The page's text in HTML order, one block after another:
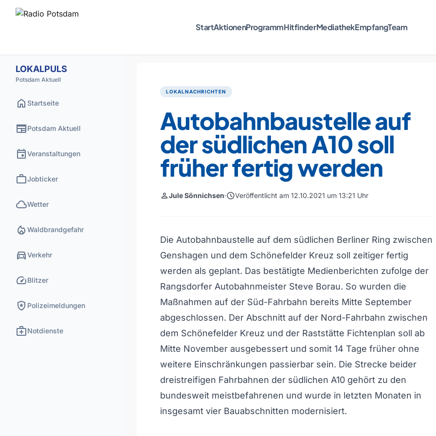
StartAktionenProgrammHitfinderMediathekEmpfangTeam
LOKALPULS
Potsdam Aktuell
home Startseite
newspaperPotsdam Aktuell
eventVeranstaltungen
workJobticker
cloudWetter
local_fire_department Waldbrandgefahr
directions_carVerkehr
speedBlitzer
local_police Polizeimeldungen
medical_servicesNotdienste
LOKALNACHRICHTEN
Autobahnbaustelle auf
der südlichen A10 soll
früher fertig werden
personJule Sönnichsen scheduleVeröffentlicht am 12.10.2021 um 13:21 Uhr
Die Autobahnbaustelle auf dem südlichen Berliner Ring zwischen
Genshagen und dem Schönefelder Kreuz soll zeitiger fertig
werden als geplant. Das bestätigte Medienberichten zufolge der
Rangsdorfer Autobahnmeister Steve Borau. So wurden die
Maßnahmen auf der Süd-Fahrbahn bereits Mitte September
abgeschlossen. Der Abschnitt auf der Nord-Fahrbahn zwischen
dem Schönefelder Kreuz und der Raststätte Fichtenplan soll ab
Mitte November ausgebessert und somit 14 Tage früher ohne
weitere Einschränkungen passierbar sein. Die Strecke beider
dreistreifigen Fahrbahnen der südlichen A10 gehört zu den
bundesweit meistbefahrenen und wurde in letzten Monaten in
insgesamt vier Bauabschnitten modernisiert.